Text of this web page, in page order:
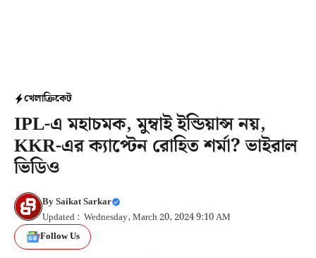
খেলাক্রিকেট
IPL-এ মহাচমক, মুম্বাই ইন্ডিয়ান্স নয়,
KKR-এর ক্যাপ্টেন রোহিত শর্মা? ভাইরাল
ভিডিও
BySaikat Sarkar
Updated : Wednesday, March 20, 2024 9:10 AM
Follow Us